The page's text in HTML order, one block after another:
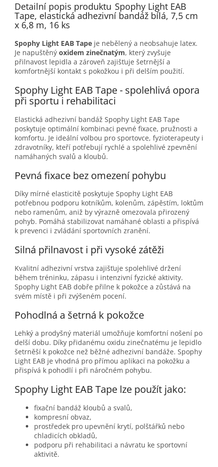
Detailní popis produktu Spophy Light EAB
Tape, elastická adhezivní bandáž bílá, 7,5 cm
x 6,8 m, 16 ks
Spophy Light EAB Tape je nebělený a neobsahuje latex.
Je napuštěný oxidem zinečnatým, který zvyšuje
přilnavost lepidla a zároveň zajišťuje šetrnější a
komfortnější kontakt s pokožkou i při delším použití.
Spophy Light EAB Tape - spolehlivá opora
při sportu i rehabilitaci
Elastická adhezivní bandáž Spophy Light EAB Tape
poskytuje optimální kombinaci pevné fixace, pružnosti a
komfortu. Je ideální volbou pro sportovce, fyzioterapeuty i
zdravotníky, kteří potřebují rychlé a spolehlivé zpevnění
namáhaných svalů a kloubů.
Pevná fixace bez omezení pohybu
Díky mírné elasticitě poskytuje Spophy Light EAB
potřebnou podporu kotníkům, kolenům, zápěstím, loktům
nebo ramenům, aniž by výrazně omezovala přirozený
pohyb. Pomáhá stabilizovat namáhané oblasti a přispívá
k prevenci i zvládání sportovních zranění.
Silná přilnavost i při vysoké zátěži
Kvalitní adhezivní vrstva zajišťuje spolehlivé držení
během tréninku, zápasu i intenzivní fyzické aktivity.
Spophy Light EAB dobře přilne k pokožce a zůstává na
svém místě i při zvýšeném pocení.
Pohodlná a šetrná k pokožce
Lehký a prodyšný materiál umožňuje komfortní nošení po
delší dobu. Díky přidanému oxidu zinečnatému je lepidlo
šetrněší k pokožce než běžné adhezivní bandáže. Spophy
Light EAB je vhodná pro přímou aplikaci na pokožku a
přispívá k pohodlí i při náročném pohybu.
Spophy Light EAB Tape lze použít jako:
fixační bandáž kloubů a svalů,
kompresní obvaz,
prostředek pro upevnění krytí, polštářků nebo
chladicích obkladů,
podporu při rehabilitaci a návratu ke sportovní
aktivitě.